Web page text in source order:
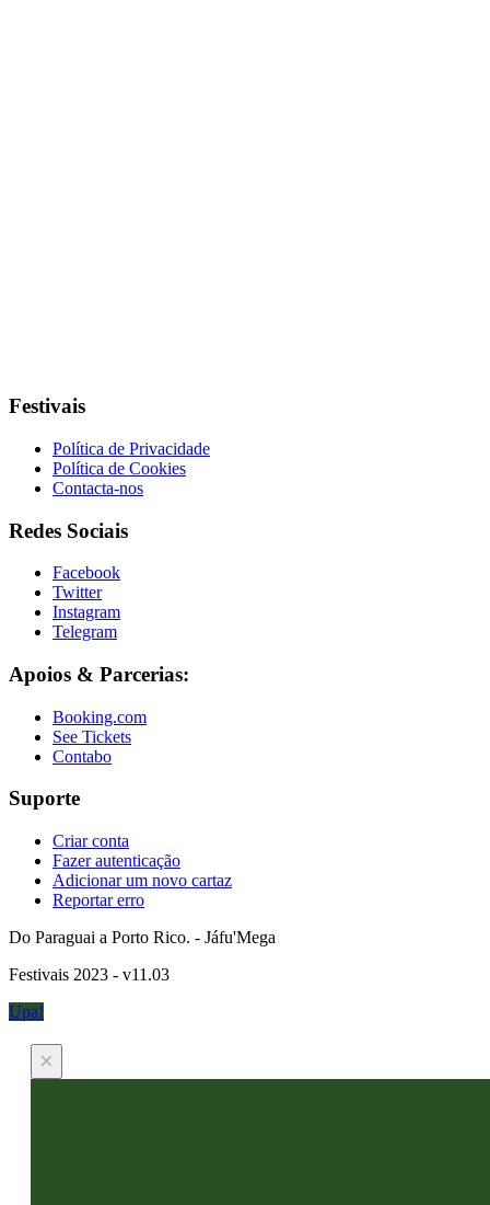
Festivais
Política de Privacidade
Política de Cookies
Contacta-nos
Redes Sociais
Facebook
Twitter
Instagram
Telegram
Apoios & Parcerias:
Booking.com
See Tickets
Contabo
Suporte
Criar conta
Fazer autenticação
Adicionar um novo cartaz
Reportar erro
Do Paraguai a Porto Rico. - Jáfu'Mega
Festivais 2023 - v11.03
Upa!
×